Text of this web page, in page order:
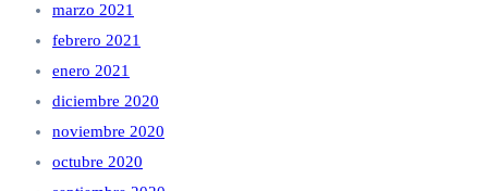
marzo 2021
febrero 2021
enero 2021
diciembre 2020
noviembre 2020
octubre 2020